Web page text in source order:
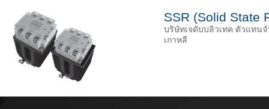
SSR (Solid State
บริษัทเจดับบลิวเทค ตัวแทน
เกาหลี
F